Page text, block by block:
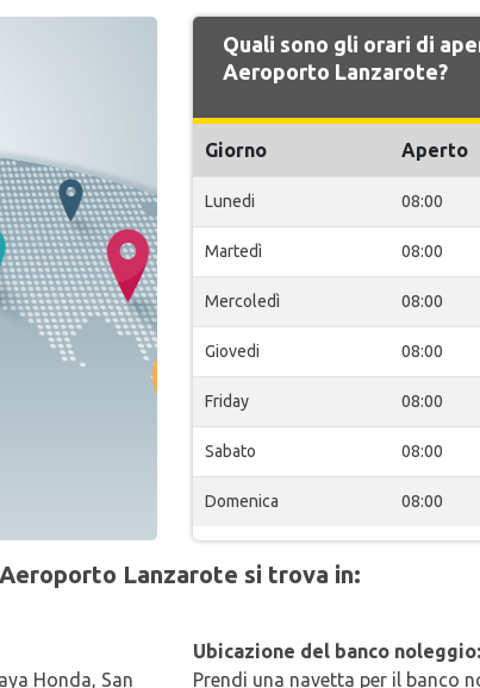
Quali sono gli orari di
Aeroporto Lanzarote?
Giorno Aperto
Lunedi 08:00
Martedì 08:00
Mercoledì 08:00
Giovedi 08:00
Friday 08:00
Sabato 08:00
Domenica 08:00
Lanzarote si trova in:
Honda, San
Ubicazione del banco
Prendi una navetta per il banco